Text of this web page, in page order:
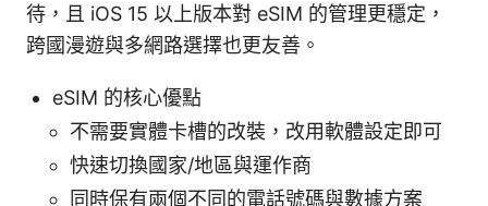
待，且 iOS 15 以上版本對 eSIM 的管理更穩定，
跨國漫遊與多網路選擇也更友善。
eSIM 的核心優點
不需要實體卡槽的改裝，改用軟體設定即可
快速切換國家/地區與運作商
同時保有兩個不同的電話號碼與數據方案